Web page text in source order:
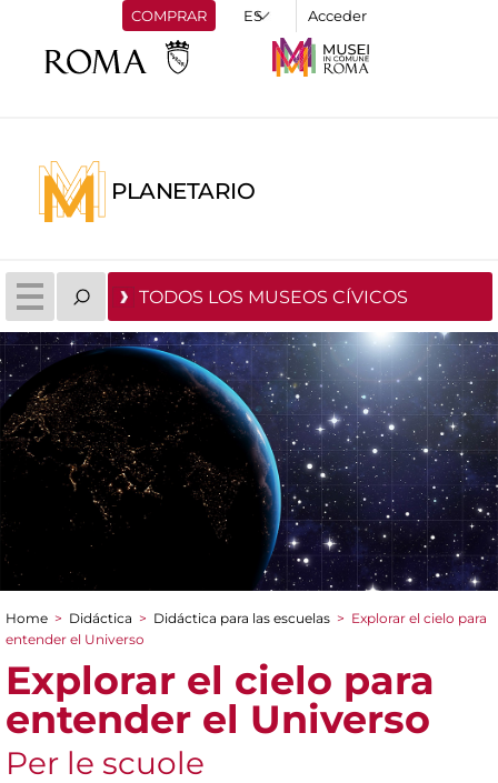
COMPRAR Acceder
PLANETARIO
TODOS LOS MUSEOS CÍVICOS
You are here
Home > Didáctica > Didáctica para las escuelas > Explorar el cielo para
entender el Universo
Explorar el cielo para
entender el Universo
Per le scuole